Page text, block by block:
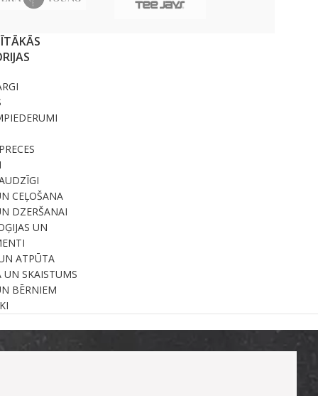
CEĻOŠANA
DZERŠANAI
UN
ATPŪTA
UN SKAISTUMS
BĒRNIEM